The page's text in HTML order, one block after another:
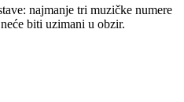
najmanje tri muzičke numere
biti uzimani u obzir.